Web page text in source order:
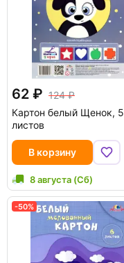
62
124
Картон белый Щенок, 5
листов
В корзину
8 августа (Сб)
-50%